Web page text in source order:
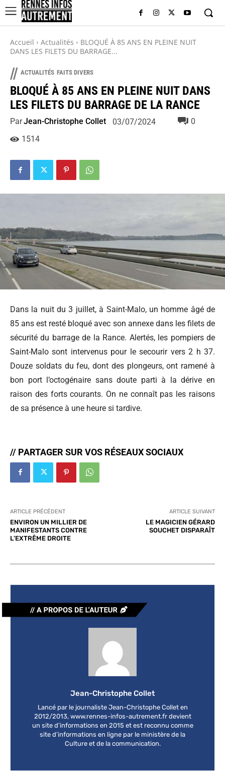
Accueil Actualités
BLOQUÉ À 85 ANS EN PLEINE NUIT
DANS LES FILETS DU BARRAGE...
// ACTUALITÉS FAITS DIVERS
BLOQUÉ À 85 ANS EN PLEINE NUIT DANS
LES FILETS DU BARRAGE DE LA RANCE
ParJean-Christophe Collet 03/07/2024
0
1514
Dans la nuit du 3 juillet, à Saint-Malo, un homme âgé de
85 ans est resté bloqué avec son annexe dans les filets de
sécurité du barrage de la Rance. Alertés, les pompiers de
Saint-Malo sont intervenus pour le secourir vers 2 h 37.
Douze soldats du feu, dont des plongeurs, ont ramené à
bon port l’octogénaire sans doute parti à la dérive en
raison des forts courants. On ne connaît pas les raisons
de sa présence à une heure si tardive.
// PARTAGER SUR VOS RÉSEAUX SOCIAUX
ARTICLE PRÉCÉDENT
ENVIRON UN MILLIER DE
MANIFESTANTS CONTRE
L’EXTRÊME DROITE
ARTICLE SUIVANT
LE MAGICIEN GÉRARD
SOUCHET DISPARAÎT
Jean-Christophe Collet
Lancé par le journaliste Jean-Christophe Collet en
2012/2013, www.rennes-infos-autrement.fr devient
un site d’informations en 2015 et est reconnu comme
site d’informations en ligne par le ministère de la
Culture et de la communication.